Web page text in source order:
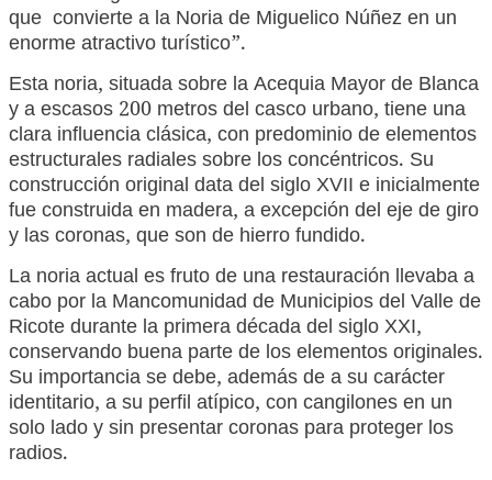
que convierte a la Noria de Miguelico Núñez en un
enorme atractivo turístico”.
Esta noria, situada sobre la Acequia Mayor de Blanca
y a escasos 200 metros del casco urbano, tiene una
clara influencia clásica, con predominio de elementos
estructurales radiales sobre los concéntricos. Su
construcción original data del siglo XVII e inicialmente
fue construida en madera, a excepción del eje de giro
y las coronas, que son de hierro fundido.
La noria actual es fruto de una restauración llevaba a
cabo por la Mancomunidad de Municipios del Valle de
Ricote durante la primera década del siglo XXI,
conservando buena parte de los elementos originales.
Su importancia se debe, además de a su carácter
identitario, a su perfil atípico, con cangilones en un
solo lado y sin presentar coronas para proteger los
radios.